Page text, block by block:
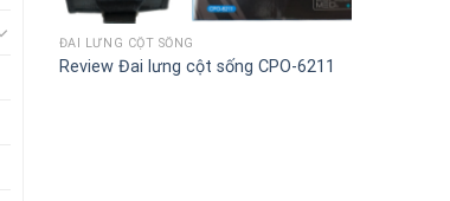
ĐAI LƯNG CỘT SỐNG
Review Đai lưng cột sống CPO-6211